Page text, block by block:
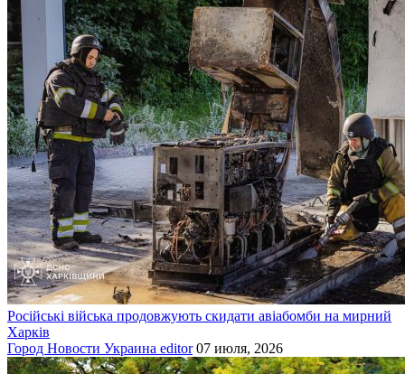
Російські війська продовжують скидати авіабомби на мирний
Харків
Город Новости Украина editor 07 июля, 2026